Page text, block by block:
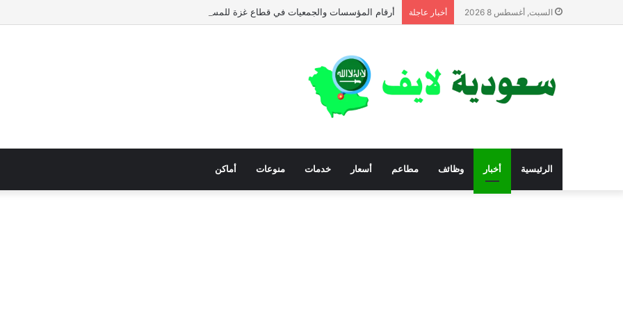
السبت, أغسطس 8 2026 أخبار عاجلة أرقام المؤسسات والجمعيات في قطاع غزة للمساعدات الإنسانية العاجلة
الرئيسية أخبار وظائف مطاعم أسعار خدمات منوعات أماكن